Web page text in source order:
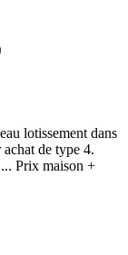
lotissement dans
de type 4.
Prix maison +